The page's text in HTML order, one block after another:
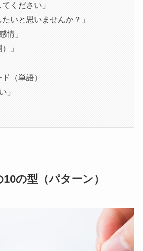
ください」
いと思いませんか？」
情」
」
（単語）
」
10の型（パターン）